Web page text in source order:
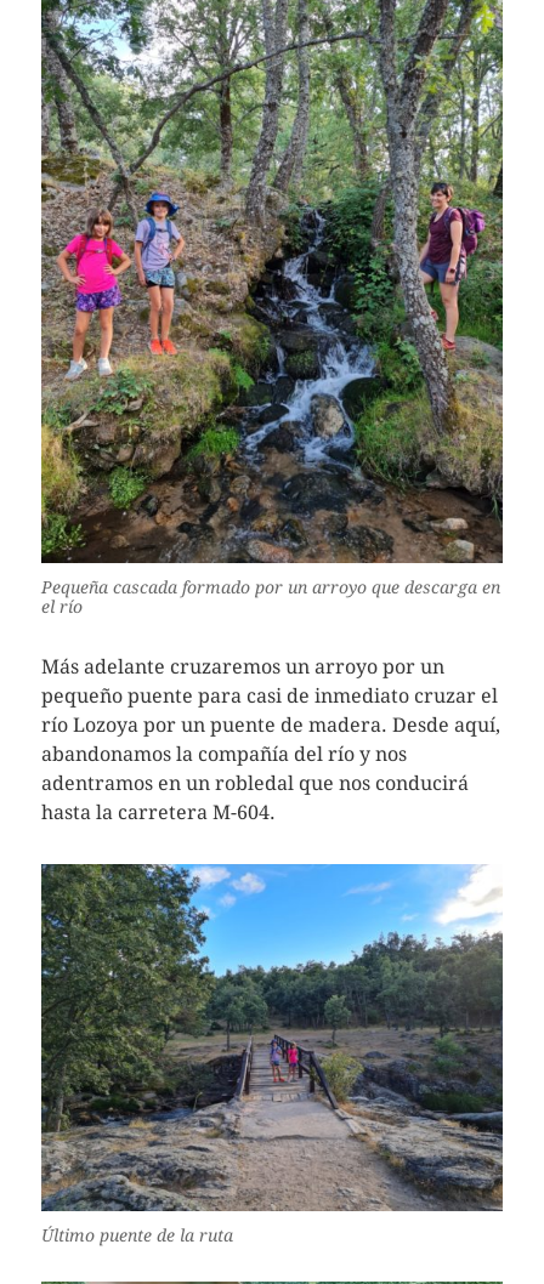
Pequeña cascada formado por un arroyo que descarga en
el río
Más adelante cruzaremos un arroyo por un
pequeño puente para casi de inmediato cruzar el
río Lozoya por un puente de madera. Desde aquí,
abandonamos la compañía del río y nos
adentramos en un robledal que nos conducirá
hasta la carretera M-604.
Último puente de la ruta